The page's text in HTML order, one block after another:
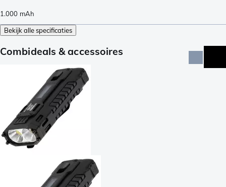
1.000 mAh
Bekijk alle specificaties
Combideals & accessoires